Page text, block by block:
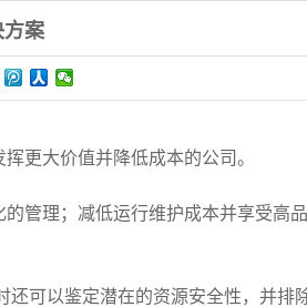
案
更大价值并降低成本的公司。
理；减低运行维护成本并享受高品
可以鉴定潜在的资源安全性，并排